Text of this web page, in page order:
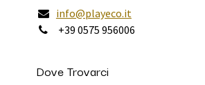
info@playeco.it
+39 0575 956006
Dove Trovarci